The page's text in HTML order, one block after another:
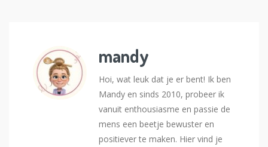
mandy
Hoi, wat leuk dat je er bent! Ik ben
Mandy en sinds 2010, probeer ik
vanuit enthousiasme en passie de
mens een beetje bewuster en
positiever te maken. Hier vind je